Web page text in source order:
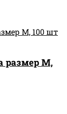
размер M,